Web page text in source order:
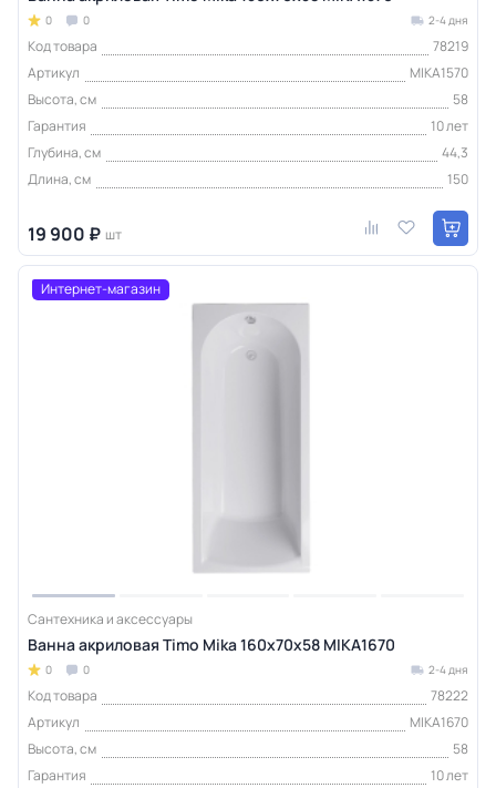
0 0 2-4 дня
Код товара
78219
Артикул
MIKA1570
Высота, см
58
Гарантия
10 лет
Глубина, см
44,3
Длина, см
150
19 900 ₽ шт
Интернет-магазин
Сантехника и аксессуары
Ванна акриловая Timo Mika 160х70х58 MIKA1670
0 0 2-4 дня
Код товара
78222
Артикул
MIKA1670
Высота, см
58
Гарантия
10 лет